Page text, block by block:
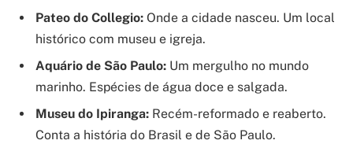
Pateo do Collegio: Onde a cidade nasceu. Um local
histórico com museu e igreja.
Aquário de São Paulo: Um mergulho no mundo
marinho. Espécies de água doce e salgada.
Museu do Ipiranga: Recém-reformado e reaberto.
Conta a história do Brasil e de São Paulo.